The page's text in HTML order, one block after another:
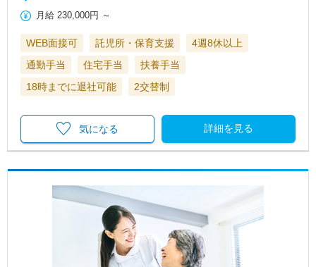
月給 230,000円 ～
WEB面接可 託児所・保育支援
4週8休以上
通勤手当
住宅手当
扶養手当
18時までに退社可能
2交替制
詳細を見る
気になる